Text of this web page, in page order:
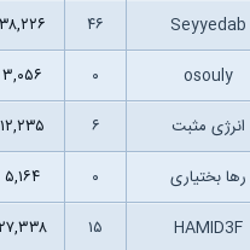
Seyyedab ۴۶ ۳۸,۲۲۶
osouly ۰ ۳,۰۵۶
انرژی مثبت ۶ ۱۲,۲۳۵
رها بختیاری ۰ ۵,۱۶۴
HAMID3F ۱۵ ۲۷,۳۳۸